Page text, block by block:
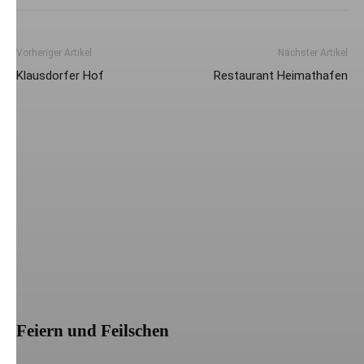
Vorheriger Artikel
Klausdorfer Hof
Nächster Artikel
Restaurant Heimathafen
Feiern und Feilschen